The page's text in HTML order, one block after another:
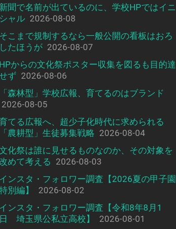
新聞で名前が出ているのに、学校HPではイニ
シャル 2026-08-08
そこまで規制するなら一般公開の看板はおろ
したほうが 2026-08-07
HPからの文化祭ポスター収集を図るも目的達
ず 2026-08-06
「森林型」学校広報、育てるのはブランド
2026-08-05
てる広報へ、超少子化時代に求められる
「農耕型」生徒募集戦略 2026-08-04
化祭は誰に見せるものなのか、その対象を
改めて考える 2026-08-03
インスタ・フォロワー調査【2026夏の甲子園
別編】
2026-08-02
インスタ・フォロワー調査【令和8年8月1
日 埼玉県公私立高校】
2026-08-01